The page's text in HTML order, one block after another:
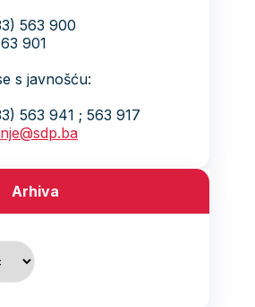
563 900
901
s javnošću:
563 941 ; 563 917
Arhiva